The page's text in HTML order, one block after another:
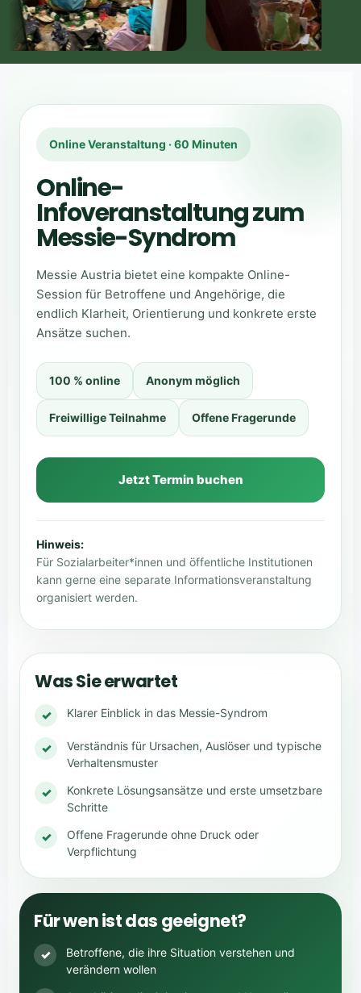
Online Veranstaltung · 60 Minuten
Online-
Infoveranstaltung zum
Messie-Syndrom
Messie Austria bietet eine kompakte Online-
Session für Betroffene und Angehörige, die
endlich Klarheit, Orientierung und konkrete erste
Ansätze suchen.
100 % online Anonym möglich
Freiwillige Teilnahme Offene Fragerunde
Jetzt Termin buchen
Hinweis:
Für Sozialarbeiter*innen und öffentliche Institutionen
kann gerne eine separate Informationsveranstaltung
organisiert werden.
Was Sie erwartet
✓ Klarer Einblick in das Messie-Syndrom
✓
Verständnis für Ursachen, Auslöser und typische
Verhaltensmuster
✓
Konkrete Lösungsansätze und erste umsetzbare
Schritte
✓
Offene Fragerunde ohne Druck oder
Verpflichtung
Für wen ist das geeignet?
✓
Betroffene, die ihre Situation verstehen und
verändern wollen